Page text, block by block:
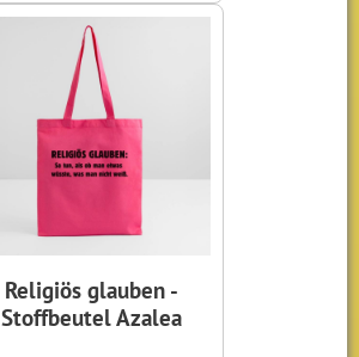
Religiös glauben -
Stoffbeutel Azalea